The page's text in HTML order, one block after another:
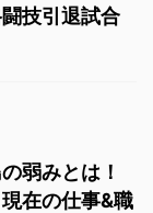
技引退試合
弱みとは！
在の仕事&職